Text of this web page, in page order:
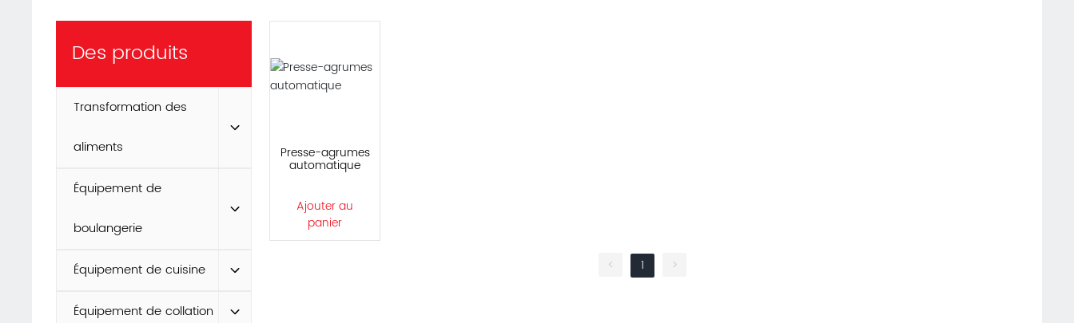
Des produits
Transformation des
aliments
Équipement de
boulangerie
Équipement de cuisine
Équipement de collation
Presse-agrumes
automatique
Ajouter au
panier
< 1 >